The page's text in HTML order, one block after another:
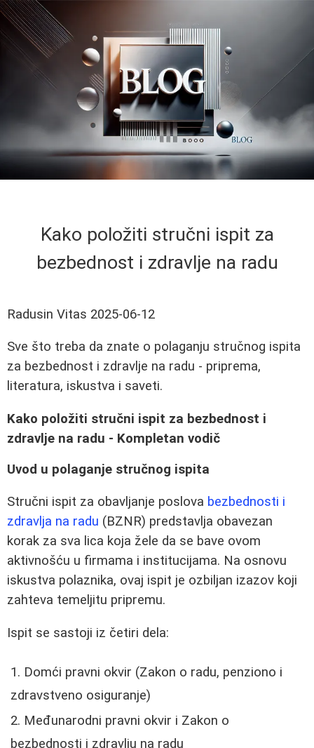
Kako položiti stručni ispit za
bezbednost i zdravlje na radu
Radusin Vitas 2025-06-12
Sve što treba da znate o polaganju stručnog ispita
za bezbednost i zdravlje na radu - priprema,
literatura, iskustva i saveti.
Kako položiti stručni ispit za bezbednost i
zdravlje na radu - Kompletan vodič
Uvod u polaganje stručnog ispita
Stručni ispit za obavljanje poslova bezbednosti i
zdravlja na radu (BZNR) predstavlja obavezan
korak za sva lica koja žele da se bave ovom
aktivnošću u firmama i institucijama. Na osnovu
iskustva polaznika, ovaj ispit je ozbiljan izazov koji
zahteva temeljitu pripremu.
Ispit se sastoji iz četiri dela:
Domći pravni okvir (Zakon o radu, penziono i
zdravstveno osiguranje)
Međunarodni pravni okvir i Zakon o
bezbednosti i zdravlju na radu